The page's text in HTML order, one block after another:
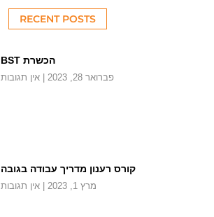
RECENT POSTS
הכשרת BST
פברואר 28, 2023 אין תגובות
קורס רענון מדריך עבודה בגובה
מרץ 1, 2023 אין תגובות